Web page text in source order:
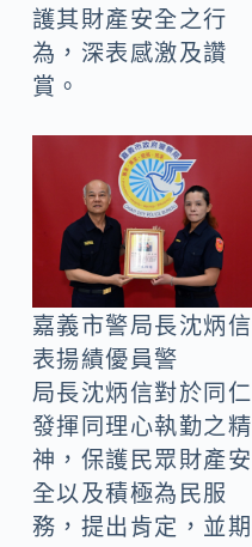
護其財產安全之行
為，深表感激及讚
賞。
嘉義市警局長沈炳信
表揚績優員警
局長沈炳信對於同仁
發揮同理心執勤之精
神，保護民眾財產安
全以及積極為民服
務，提出肯定，並期